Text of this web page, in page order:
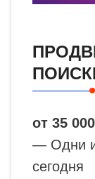
от 35
— Одни
сегодня